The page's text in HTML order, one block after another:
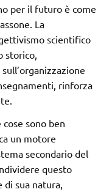
per il futuro è come
La
scientifico
storico,
rinforza
sono ben
un motore
secondario del
questo
sua natura,